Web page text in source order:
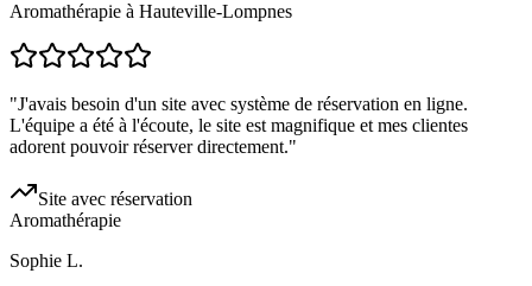
Aromathérapie à Hauteville-Lompnes
"J'avais besoin d'un site avec système de réservation en ligne.
L'équipe a été à l'écoute, le site est magnifique et mes clientes
adorent pouvoir réserver directement."
Site avec réservation
Aromathérapie
Sophie L.